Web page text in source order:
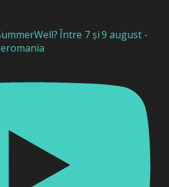
Între 7 și 9 august -